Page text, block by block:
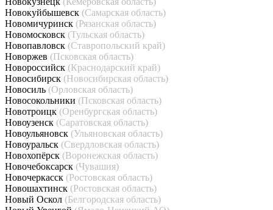
Новокуйбышевск (Самарская область)
Новомичуринск (Рязанская область)
Новомосковск (Тульская область)
Новопавловск (Ставропольский край)
Новоржев (Псковская область)
Новороссийск (Краснодарский край)
Новосибирск (Новосибирская область)
Новосиль (Орловская область)
Новосокольники (Псковская область)
Новотроицк (Оренбургская область)
Новоузенск (Саратовская область)
Новоульяновск (Ульяновская область)
Новоуральск (Свердловская область)
Новохопёрск (Воронежская область)
Новочебоксарск (Чувашия)
Новочеркасск (Ростовская область)
Новошахтинск (Ростовская область)
Новый Оскол (Белгородская область)